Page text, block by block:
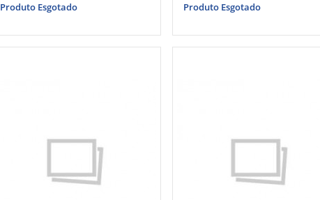
Produto Esgotado Produto Esgotado